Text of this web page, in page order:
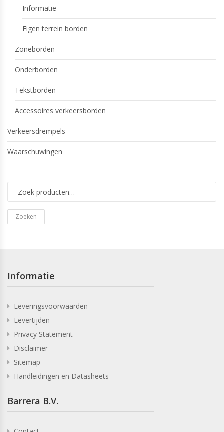
Informatie
Eigen terrein borden
Zoneborden
Onderborden
Tekstborden
Accessoires verkeersborden
Verkeersdrempels
Waarschuwingen
Zoeken
Informatie
Leveringsvoorwaarden
Levertijden
Privacy Statement
Disclaimer
Sitemap
Handleidingen en Datasheets
Barrera B.V.